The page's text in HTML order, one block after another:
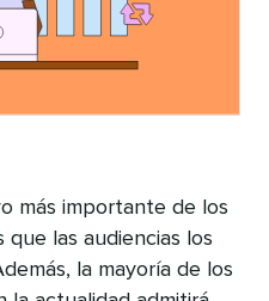
más importante de los
las audiencias los
la mayoría de los